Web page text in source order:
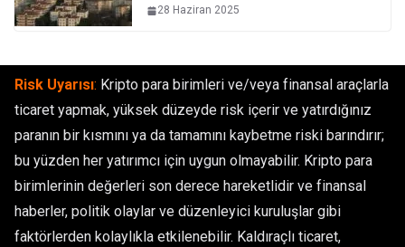
28 Haziran 2025
Risk Uyarısı: Kripto para birimleri ve/veya finansal araçlarla
ticaret yapmak, yüksek düzeyde risk içerir ve yatırdığınız
paranın bir kısmını ya da tamamını kaybetme riski barındırır;
bu yüzden her yatırımcı için uygun olmayabilir. Kripto para
birimlerinin değerleri son derece hareketlidir ve finansal
haberler, politik olaylar ve düzenleyici kuruluşlar gibi
faktörlerden kolaylıkla etkilenebilir. Kaldıraçlı ticaret,